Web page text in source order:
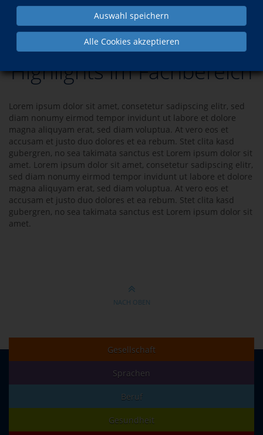
Auswahl speichern
Alle Cookies akzeptieren
Beruf
Highlights im Fachbereich
Lorem ipsum dolor sit amet, consetetur sadipscing elitr, sed
diam nonumy eirmod tempor invidunt ut labore et dolore
magna aliquyam erat, sed diam voluptua. At vero eos et
accusam et justo duo dolores et ea rebum. Stet clita kasd
gubergren, no sea takimata sanctus est Lorem ipsum dolor sit
amet. Lorem ipsum dolor sit amet, consetetur sadipscing elitr,
sed diam nonumy eirmod tempor invidunt ut labore et dolore
magna aliquyam erat, sed diam voluptua. At vero eos et
accusam et justo duo dolores et ea rebum. Stet clita kasd
gubergren, no sea takimata sanctus est Lorem ipsum dolor sit
amet.
NACH OBEN
Gesellschaft
Sprachen
Beruf
Gesundheit